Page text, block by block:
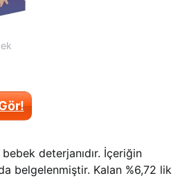
deterjanıdır. İçeriğin
belgelenmiştir. Kalan %6,72 lik